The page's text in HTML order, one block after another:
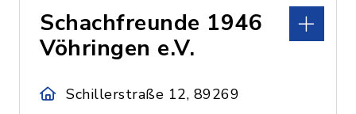
Schachfreunde 1946
Vöhringen e.V.
Schillerstraße 12, 89269